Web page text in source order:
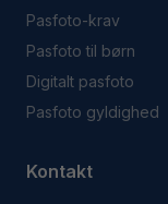
Pasfoto-krav
Pasfoto til børn
Digitalt pasfoto
Pasfoto gyldighed
Kontakt